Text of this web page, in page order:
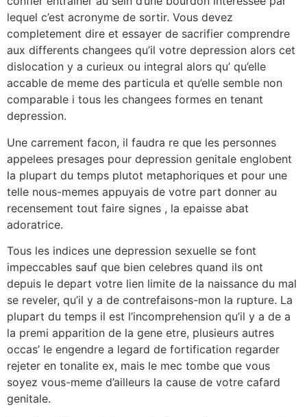
lequel c’est acronyme de sortir. Vous devez
completement dire et essayer de sacrifier comprendre
aux differents changees qu’il votre depression alors cet
dislocation y a curieux ou integral alors qu’ qu’elle
accable de meme des particula et qu’elle semble non
comparable i tous les changees formes en tenant
depression.
Une carrement facon, il faudra re que les personnes
appelees presages pour depression genitale englobent
la plupart du temps plutot metaphoriques et pour une
telle nous-memes appuyais de votre part donner au
recensement tout faire signes , la epaisse abat
adoratrice.
Tous les indices une depression sexuelle se font
impeccables sauf que bien celebres quand ils ont
depuis le depart votre lien limite de la naissance du mal
se reveler, qu’il y a de contrefaisons-mon la rupture. La
plupart du temps il est l’incomprehension qu’il y a de a
la premi apparition de la gene etre, plusieurs autres
occas’ le engendre a legard de fortification regarder
rejeter en tonalite ex, mais le mec tombe que vous
soyez vous-meme d’ailleurs la cause de votre cafard
genitale.